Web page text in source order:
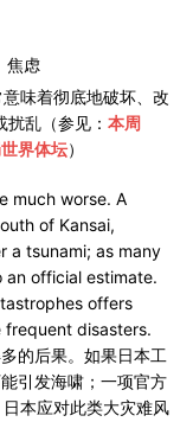
焦虑
味着彻底地破坏、改
乱（参见： 本周
界体坛）
much worse. A
of Kansai,
a tsunami; as many
official estimate.
offers
disasters.
的后果。如果日本工
引发海啸；一项官方
本应对此类大灾难风